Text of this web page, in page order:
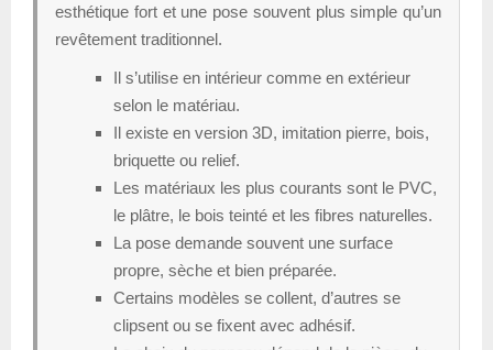
esthétique fort et une pose souvent plus simple qu’un
revêtement traditionnel.
Il s’utilise en intérieur comme en extérieur
selon le matériau.
Il existe en version 3D, imitation pierre, bois,
briquette ou relief.
Les matériaux les plus courants sont le PVC,
le plâtre, le bois teinté et les fibres naturelles.
La pose demande souvent une surface
propre, sèche et bien préparée.
Certains modèles se collent, d’autres se
clipsent ou se fixent avec adhésif.